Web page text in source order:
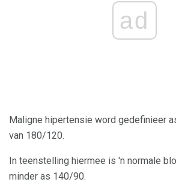
ad
Maligne hipertensie word gedefinieer
van 180/120.
In teenstelling hiermee is 'n normale
minder as 140/90.